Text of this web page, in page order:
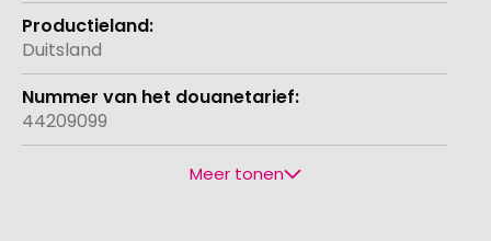
Duitsland
44209099
Meer tonen